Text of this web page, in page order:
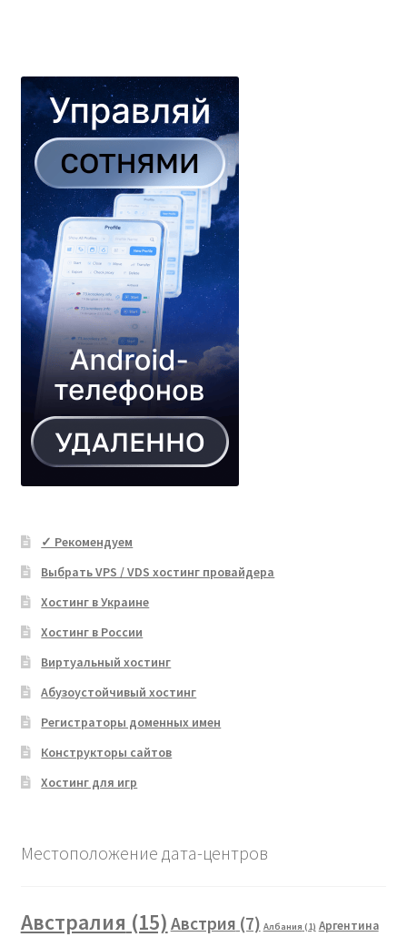
✓ Рекомендуем
Выбрать VPS / VDS хостинг провайдера
Хостинг в Украине
Хостинг в России
Виртуальный хостинг
Абузоустойчивый хостинг
Регистраторы доменных имен
Конструкторы сайтов
Хостинг для игр
Местоположение дата-центров
Австралия (15) Австрия (7) Албания (1) Аргентина